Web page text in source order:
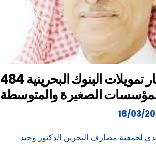
484 مليون دينار تمويلات البنوك البحرينية
الصغيرة والمتوسطة
لجمعية مصارف البحرين الدكتور وحيد